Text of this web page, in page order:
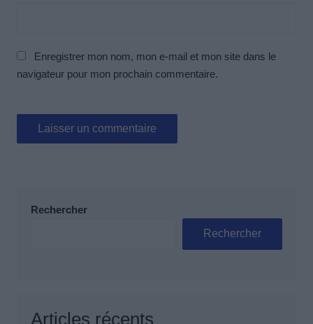
Enregistrer mon nom, mon e-mail et mon site dans le
navigateur pour mon prochain commentaire.
Rechercher
Rechercher
Articles récents